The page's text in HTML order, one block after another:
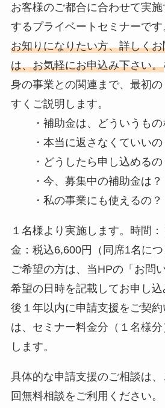
お客様のご都合に合わせて実
するプライベートセミナーです
お知りになりたい方、詳しく
は、お気軽にお申込み下さい。
身の事業との関連まで、最初
すくご説明します。
・補助金は、どういうもの
・本当に返さなくていいの
・どうしたら申し込めるの
・今、募集中の補助金は？
・私の事業にも使えるの？
１名様より実施します。時間
金：税込6,600円（同席1名につ
ご希望の方は、当HPの「お問
希望の日時を記載してお申し
後１年以内に申請支援をご契
は、セミナー料金分（１名様
します。
具体的な申請支援のご相談は
回無料相談をご利用ください。